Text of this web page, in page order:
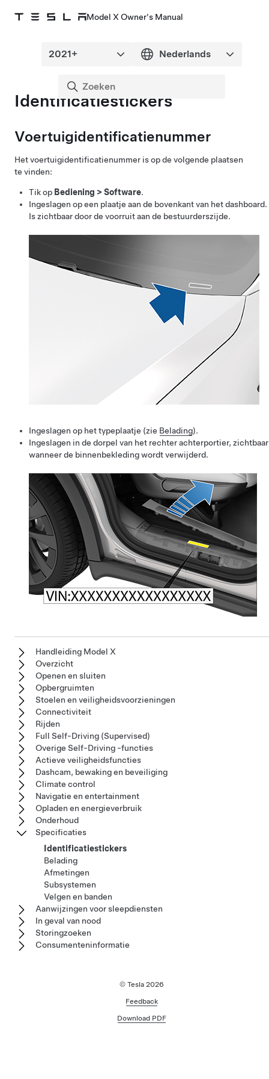
Model X Owner's Manual
Identificatiestickers
Voertuigidentificatienummer
Het voertuigidentificatienummer is op de volgende plaatsen
te vinden:
Tik op Bediening > Software.
Ingeslagen op een plaatje aan de bovenkant van het dashboard.
Is zichtbaar door de voorruit aan de bestuurderszijde.
Ingeslagen op het typeplaatje (zie Belading).
Ingeslagen in de dorpel van het rechter achterportier, zichtbaar
wanneer de binnenbekleding wordt verwijderd.
Handleiding Model X
Overzicht
Openen en sluiten
Opbergruimten
Stoelen en veiligheidsvoorzieningen
Connectiviteit
Rijden
Full Self-Driving (Supervised)
Overige Self-Driving -functies
Actieve veiligheidsfuncties
Dashcam, bewaking en beveiliging
Climate control
Navigatie en entertainment
Opladen en energieverbruik
Onderhoud
Specificaties
Identificatiestickers
Belading
Afmetingen
Subsystemen
Velgen en banden
Aanwijzingen voor sleepdiensten
In geval van nood
Storingzoeken
Consumenteninformatie
© Tesla 2026
Feedback
Download PDF